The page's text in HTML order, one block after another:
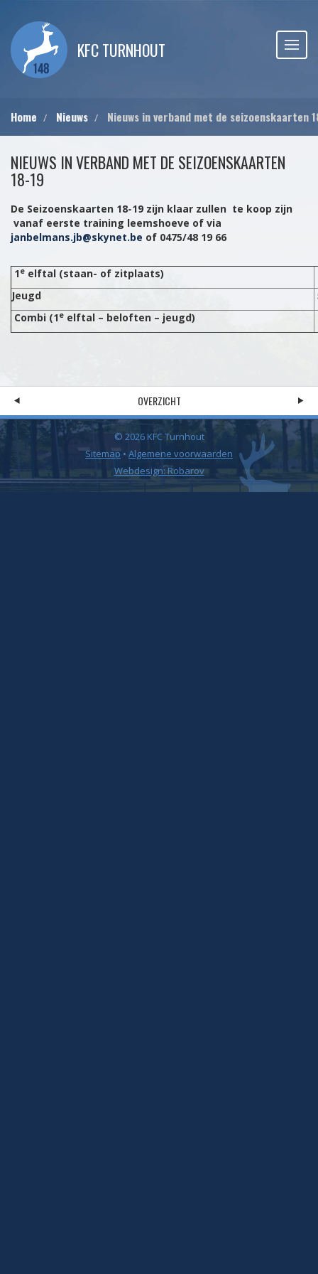
KFC TURNHOUT
Home Nieuws Nieuws in verband met de seizoenskaarten
NIEUWS IN VERBAND MET DE SEIZOENSKAARTEN
18-19
De Seizoenskaarten 18-19 zijn klaar zullen te koop zijn
vanaf eerste training leemshoeve of via
janbelmans.jb@skynet.be of 0475/48 19 66
1e elftal (staan- of zitplaats)
Jeugd
Combi (1e elftal – beloften – jeugd)
OVERZICHT
© 2026 KFC Turnhout
Sitemap • Algemene voorwaarden
Webdesign: Robarov